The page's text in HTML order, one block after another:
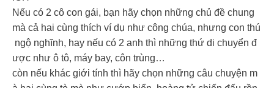
Nếu có 2 cô con gái, bạn hãy chọn những chủ đề chung
mà cả hai cùng thích ví dụ như công chúa, nhưng con thú
ngộ nghĩnh, hay nếu có 2 anh thì những thứ di chuyển đ
ược như ô tô, máy bay, côn trùng…
còn nếu khác giới tính thì hãy chọn những câu chuyện m